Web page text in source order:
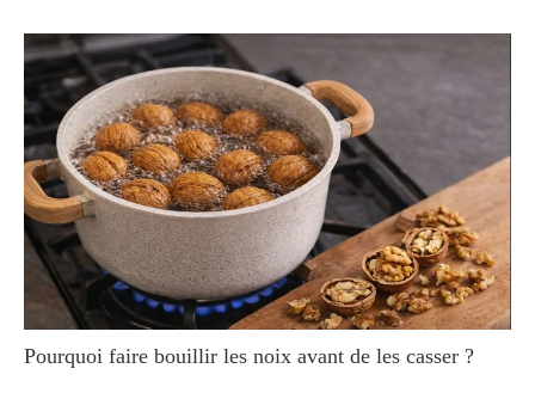
Pourquoi faire bouillir les noix avant de les casser ?